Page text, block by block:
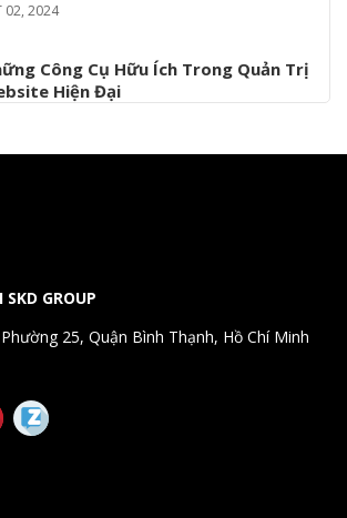
02, 2024
Công Cụ Hữu Ích Trong Quản Trị
Hiện Đại
GROUP
25, Quận Bình Thạnh, Hồ Chí Minh